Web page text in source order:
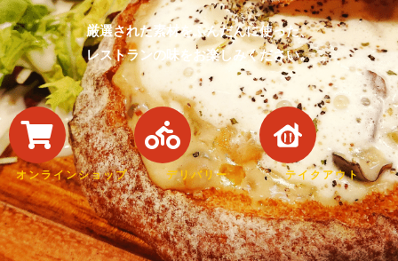
厳選された素材をふんだんに使った、
レストランの味をお楽しみください。
オンラインショップ デリバリー テイクアウト